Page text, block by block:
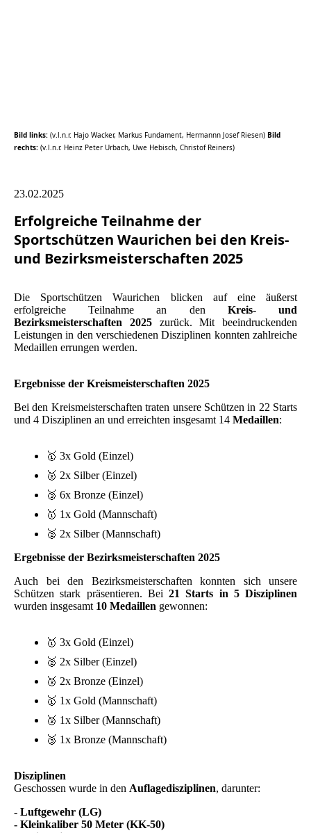
Bild links: (v.l.n.r. Hajo Wacker, Markus Fundament, Hermannn Josef Riesen) Bild
rechts: (v.l.n.r. Heinz Peter Urbach, Uwe Hebisch, Christof Reiners)
23.02.2025
Erfolgreiche Teilnahme der
Sportschützen Waurichen bei den Kreis-
und Bezirksmeisterschaften 2025
Die Sportschützen Waurichen blicken auf eine äußerst
erfolgreiche Teilnahme an den Kreis- und
Bezirksmeisterschaften 2025 zurück. Mit beeindruckenden
Leistungen in den verschiedenen Disziplinen konnten zahlreiche
Medaillen errungen werden.
Ergebnisse der Kreismeisterschaften 2025
Bei den Kreismeisterschaften traten unsere Schützen in 22 Starts
und 4 Disziplinen an und erreichten insgesamt 14 Medaillen:
🥇 3x Gold (Einzel)
🥈 2x Silber (Einzel)
🥉 6x Bronze (Einzel)
🥇 1x Gold (Mannschaft)
🥈 2x Silber (Mannschaft)
Ergebnisse der Bezirksmeisterschaften 2025
Auch bei den Bezirksmeisterschaften konnten sich unsere
Schützen stark präsentieren. Bei 21 Starts in 5 Disziplinen
wurden insgesamt 10 Medaillen gewonnen:
🥇 3x Gold (Einzel)
🥈 2x Silber (Einzel)
🥉 2x Bronze (Einzel)
🥇 1x Gold (Mannschaft)
🥈 1x Silber (Mannschaft)
🥉 1x Bronze (Mannschaft)
Disziplinen
Geschossen wurde in den Auflagedisziplinen, darunter:
- Luftgewehr (LG)
- Kleinkaliber 50 Meter (KK-50)